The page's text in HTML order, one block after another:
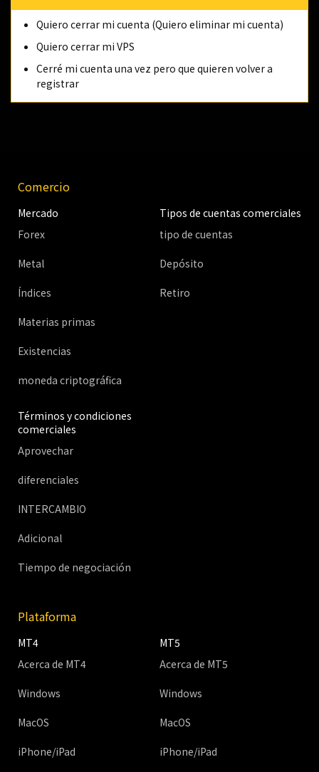
Quiero cerrar mi cuenta (Quiero eliminar mi cuenta)
Quiero cerrar mi VPS
Cerré mi cuenta una vez pero que quieren volver a
registrar
Comercio
Mercado
Forex
Metal
Índices
Materias primas
Existencias
moneda criptográfica
Tipos de cuentas comerciales
tipo de cuentas
Depósito
Retiro
Términos y condiciones
comerciales
Aprovechar
diferenciales
INTERCAMBIO
Adicional
Tiempo de negociación
Plataforma
MT4
Acerca de MT4
Windows
MacOS
iPhone/iPad
MT5
Acerca de MT5
Windows
MacOS
iPhone/iPad